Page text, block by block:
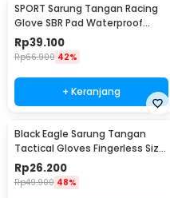
SPORT Sarung Tangan Racing
Glove SBR Pad Waterproof
Touchscreen Size L - OZ910
Rp39.100
Rp66.900 42%
+ Keranjang
Black Eagle Sarung Tangan
Tactical Gloves Fingerless Size
L - A1
Rp26.200
Rp49.900 48%